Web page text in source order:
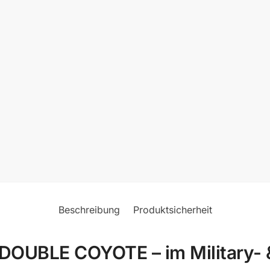
Beschreibung Produktsicherheit
COYOTE – im